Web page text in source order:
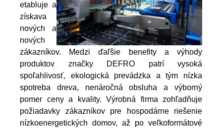
etabluje a
získava
nových a
nových
zákazníkov. Medzi ďaľšie benefity a výhody
produktov značky DEFRO patrí vysoká
spoľahlivosť, ekologická prevádzka a tým nízka
spotreba dreva, nenáročná obsluha a výborný
pomer ceny a kvality. Výrobná firma zohľadňuje
požiadavky zákazníkov pre hospodárne riešenie
nízkoenergetických domov, až po veľkoformátové